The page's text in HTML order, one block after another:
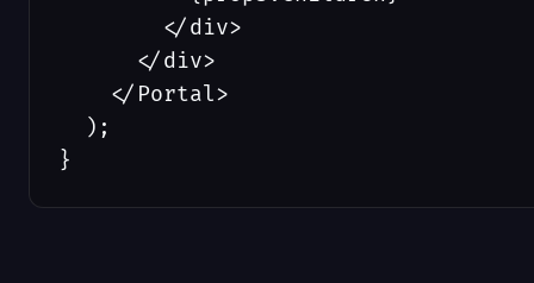
        </div>
      </div>
    </Portal>
  );
}